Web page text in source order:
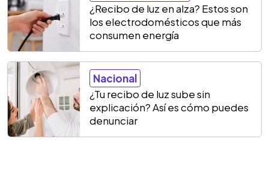
¿Recibo de luz en alza? Estos son
los electrodomésticos que más
consumen energía
Nacional
¿Tu recibo de luz sube sin
explicación? Así es cómo puedes
denunciar